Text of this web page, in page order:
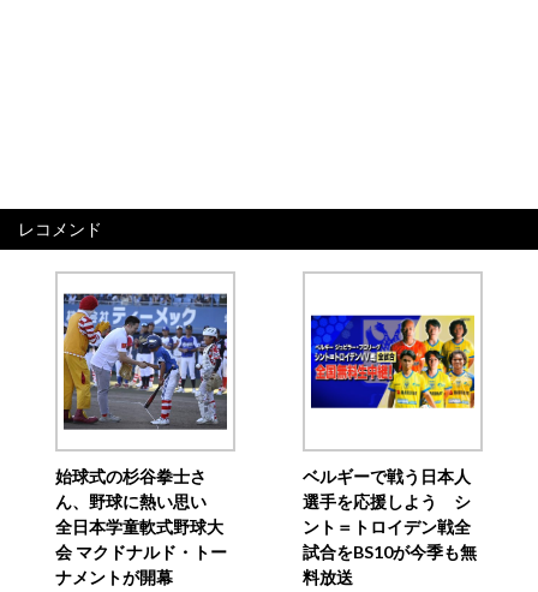
レコメンド
始球式の杉谷拳士さ
ん、野球に熱い思い
全日本学童軟式野球大
会 マクドナルド・トー
ナメントが開幕
ベルギーで戦う日本人
選手を応援しよう シ
ント＝トロイデン戦全
試合をBS10が今季も無
料放送